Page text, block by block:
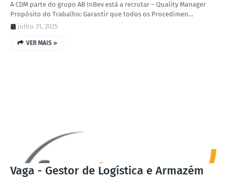
A CDM parte do grupo AB InBev está a recrutar – Quality Manager
Propósito do Trabalho: Garantir que todos os Procedimen…
julho 31, 2025
VER MAIS »
Vaga - Gestor de Logística e Armazém